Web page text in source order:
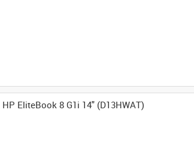
EliteBook 8 G1i 14" (D13HWAT)